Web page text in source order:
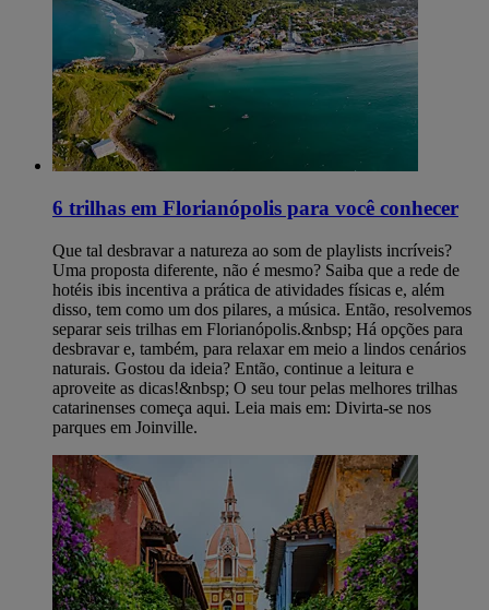
6 trilhas em Florianópolis para você conhecer
Que tal desbravar a natureza ao som de playlists incríveis?
Uma proposta diferente, não é mesmo? Saiba que a rede de
hotéis ibis incentiva a prática de atividades físicas e, além
disso, tem como um dos pilares, a música. Então, resolvemos
separar seis trilhas em Florianópolis.&nbsp; Há opções para
desbravar e, também, para relaxar em meio a lindos cenários
naturais. Gostou da ideia? Então, continue a leitura e
aproveite as dicas!&nbsp; O seu tour pelas melhores trilhas
catarinenses começa aqui. Leia mais em: Divirta-se nos
parques em Joinville.